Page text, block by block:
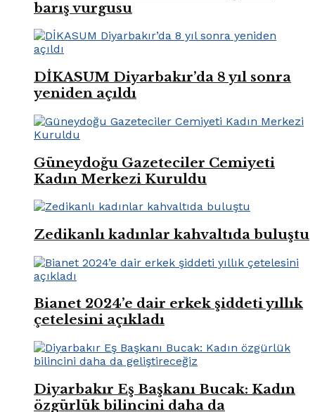
barış vurgusu
DİKASUM Diyarbakır’da 8 yıl sonra
yeniden açıldı
Güneydoğu Gazeteciler Cemiyeti
Kadın Merkezi Kuruldu
Zedikanlı kadınlar kahvaltıda buluştu
Bianet 2024’e dair erkek şiddeti yıllık
çetelesini açıkladı
Diyarbakır Eş Başkanı Bucak: Kadın
özgürlük bilincini daha da